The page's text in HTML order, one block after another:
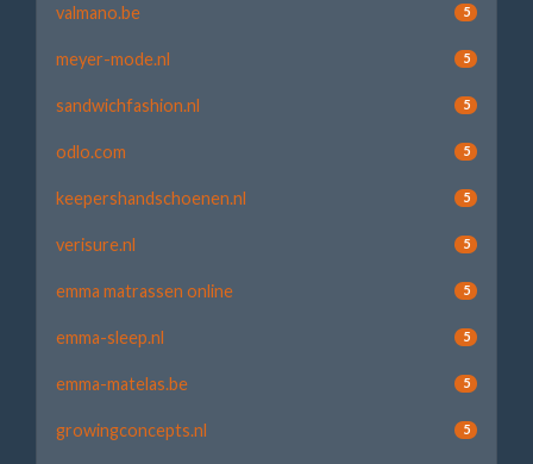
valmano.be 5
meyer-mode.nl 5
sandwichfashion.nl 5
odlo.com 5
keepershandschoenen.nl 5
verisure.nl 5
emma matrassen online 5
emma-sleep.nl 5
emma-matelas.be 5
growingconcepts.nl 5